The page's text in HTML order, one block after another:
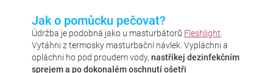
Jak o pomůcku pečovat?
Údržba je podobná jako u masturbátorů Fleshlight.
Vytáhni z termosky masturbační návlek. Vypláchni a
opláchni ho pod proudem vody,nastříkej dezinfekčním
sprejem a po dokonalém oschnutí ošetři